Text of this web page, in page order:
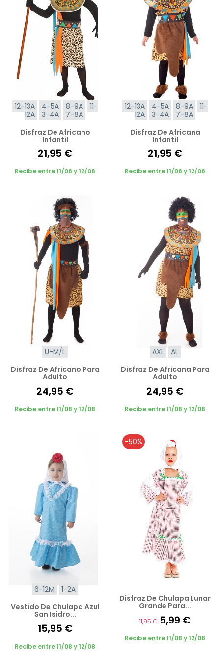
12-13A 4-5A 8-9A
11-
12A
3-4A
7-8A
Disfraz De Africano
Infantil
21,95 €
Recibe entre 11/08 y 12/08
12-13A 4-5A 8-9A
11-
12A
3-4A
7-8A
Disfraz De Africana
Infantil
21,95 €
Recibe entre 11/08 y 12/08
U-M/L
Disfraz De Africano Para
Adulto
24,95 €
Recibe entre 11/08 y 12/08
AXL
AL
Disfraz De Africana Para
Adulto
24,95 €
Recibe entre 11/08 y 12/08
6-12M
1-2A
Vestido De Chulapa Azul
San Isidro...
15,95 €
Recibe entre 11/08 y 12/08
-50%
Disfraz De Chulapa Lunar
Grande Para...
11,95 € 5,99 €
Recibe entre 11/08 y 12/08